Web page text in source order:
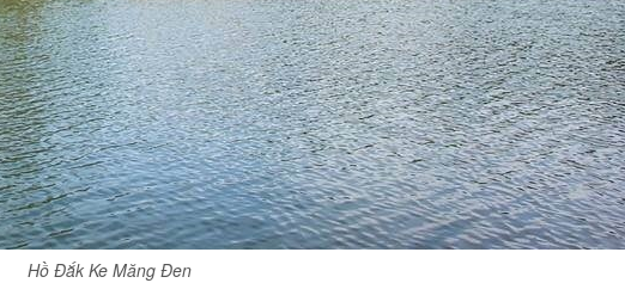
Hồ Đắk Ke Măng Đen